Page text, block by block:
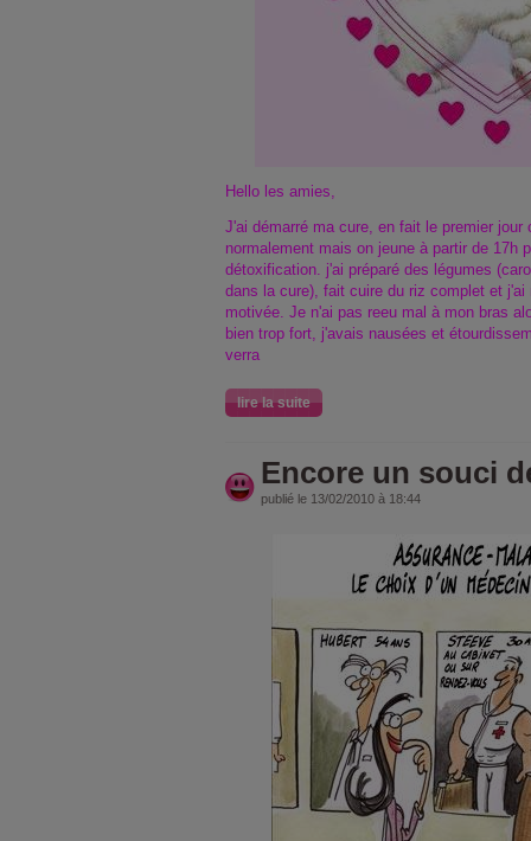
Hello les amies,
J'ai démarré ma cure, en fait le premier
normalement mais on jeune à partir de 17h
détoxification. j'ai préparé des légumes
dans la cure), fait cuire du riz complet et
motivée. Je n'ai pas reeu mal à mon bras
bien trop fort, j'avais nausées et
verra
lire la suite
Encore un souci
publié le 13/02/2010 à 18:44